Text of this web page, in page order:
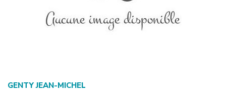
GENTY JEAN-MICHEL